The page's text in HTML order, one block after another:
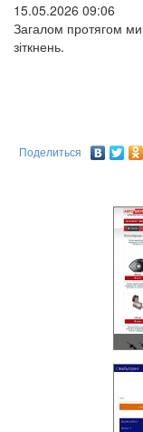
15.05.2026 09:06
Загалом протягом
зіткнень.
Поделиться